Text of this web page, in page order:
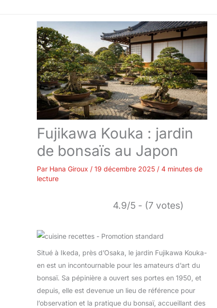
Fujikawa Kouka : jardin
de bonsaïs au Japon
Par Hana Giroux / 19 décembre 2025 / 4 minutes de
lecture
4.9/5 - (7 votes)
Situé à Ikeda, près d’Osaka, le jardin Fujikawa Kouka-
en est un incontournable pour les amateurs d’art du
bonsaï. Sa pépinière a ouvert ses portes en 1950, et
depuis, elle est devenue un lieu de référence pour
l’observation et la pratique du bonsaï, accueillant des